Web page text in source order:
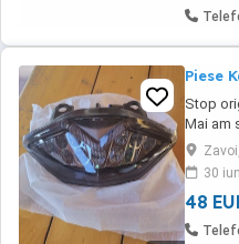
Piese
Stop
Mai am
cu
30
48